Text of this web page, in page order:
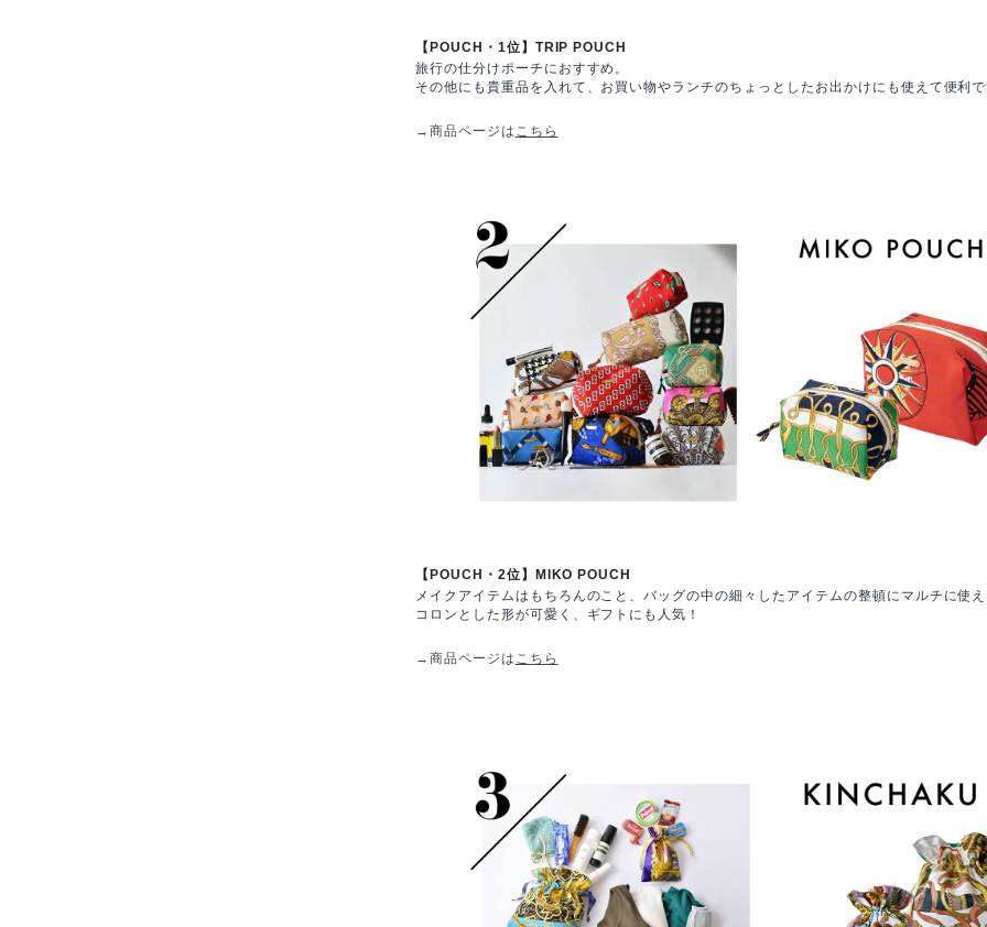
【POUCH・1位】TRIP POUCH
旅行の仕分けポーチにおすすめ。
その他にも貴重品を入れて、お買い物やランチのちょっとしたお出かけにも使えて便利
→商品ページは こちら
【POUCH・2位】MIKO POUCH
メイクアイテムはもちろんのこと、バッグの中の細々したアイテムの整頓にマルチに使
コロンとした形が可愛く、ギフトにも人気！
→商品ページは こちら